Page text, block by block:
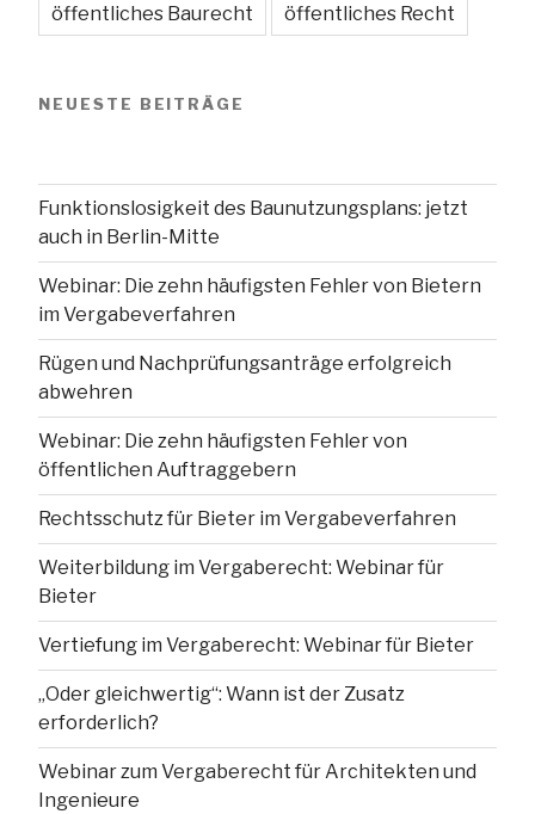
öffentliches Baurecht öffentliches Recht
NEUESTE BEITRÄGE
Funktionslosigkeit des Baunutzungsplans: jetzt
auch in Berlin-Mitte
Webinar: Die zehn häufigsten Fehler von Bietern
im Vergabeverfahren
Rügen und Nachprüfungsanträge erfolgreich
abwehren
Webinar: Die zehn häufigsten Fehler von
öffentlichen Auftraggebern
Rechtsschutz für Bieter im Vergabeverfahren
Weiterbildung im Vergaberecht: Webinar für
Bieter
Vertiefung im Vergaberecht: Webinar für Bieter
„Oder gleichwertig“: Wann ist der Zusatz
erforderlich?
Webinar zum Vergaberecht für Architekten und
Ingenieure